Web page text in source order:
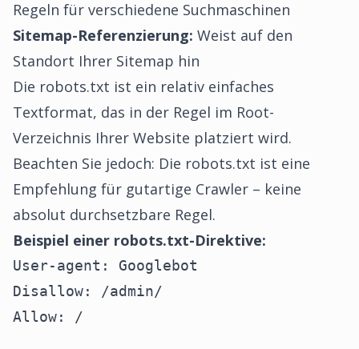
Regeln für verschiedene Suchmaschinen
Sitemap-Referenzierung: Weist auf den
Standort Ihrer Sitemap hin
Die robots.txt ist ein relativ einfaches
Textformat, das in der Regel im Root-
Verzeichnis Ihrer Website platziert wird.
Beachten Sie jedoch: Die robots.txt ist eine
Empfehlung für gutartige Crawler – keine
absolut durchsetzbare Regel.
Beispiel einer robots.txt-Direktive:
User-agent: Googlebot
Disallow: /admin/
Allow: /